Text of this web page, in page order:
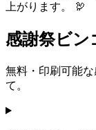
上がります。 🦃
感謝祭ビン
無料・印刷可能
て。